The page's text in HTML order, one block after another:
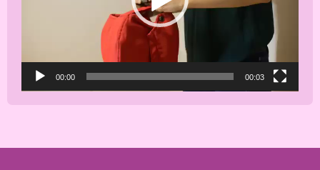
00:00 00:03